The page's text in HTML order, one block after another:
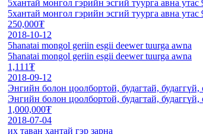
5хантай монгол гэрийн эсгий туурга авна утас
5хантай монгол гэрийн эсгий туурга авна утас
250,000₮
2018-10-12
5hanatai mongol geriin esgii deewer tuurga awna
5hanatai mongol geriin esgii deewer tuurga awna
1,111₮
2018-09-12
Энгийн болон цоолбортой, будагтай,
Энгийн болон цоолбортой, будагтай,
1,000,000₮
2018-07-04
их таван хантай гэр зарна